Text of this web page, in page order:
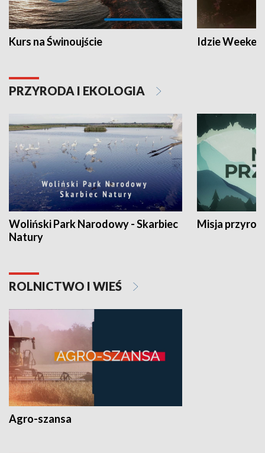
Kurs na Świnoujście Idzie
PRZYRODA I EKOLOGIA
Woliński Park Narodowy - Skarbiec
Natury
Misja
ROLNICTWO I WIEŚ
Agro-szansa